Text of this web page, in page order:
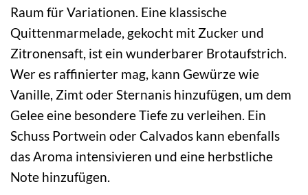
Raum für Variationen. Eine klassische
Quittenmarmelade, gekocht mit Zucker und
Zitronensaft, ist ein wunderbarer Brotaufstrich.
Wer es raffinierter mag, kann Gewürze wie
Vanille, Zimt oder Sternanis hinzufügen, um dem
Gelee eine besondere Tiefe zu verleihen. Ein
Schuss Portwein oder Calvados kann ebenfalls
das Aroma intensivieren und eine herbstliche
Note hinzufügen.